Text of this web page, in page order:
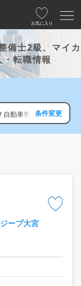
お気に入り
備士2級、マイカ
転職情報
自動車整備士2級 マイ
条件変更
ープ大宮